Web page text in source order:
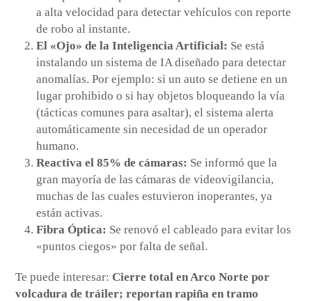
a alta velocidad para detectar vehículos con reporte
de robo al instante.
El «Ojo» de la Inteligencia Artificial: Se está
instalando un sistema de IA diseñado para detectar
anomalías. Por ejemplo: si un auto se detiene en un
lugar prohibido o si hay objetos bloqueando la vía
(tácticas comunes para asaltar), el sistema alerta
automáticamente sin necesidad de un operador
humano.
Reactiva el 85% de cámaras: Se informó que la
gran mayoría de las cámaras de videovigilancia,
muchas de las cuales estuvieron inoperantes, ya
están activas.
Fibra Óptica: Se renovó el cableado para evitar los
«puntos ciegos» por falta de señal.
Te puede interesar:Cierre total en Arco Norte por
volcadura de tráiler; reportan rapiña en tramo